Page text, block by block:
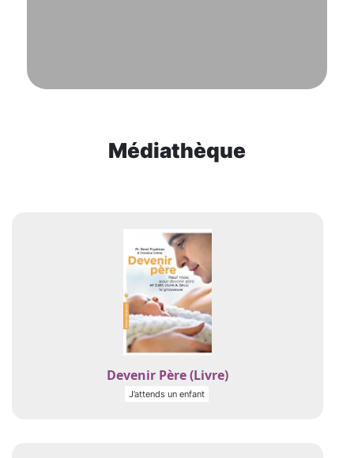
Médiathèque
Devenir Père (Livre)
J’attends un enfant